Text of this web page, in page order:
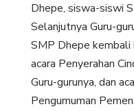
Dhepe, siswa-siswi
Selanjutnya Guru-
SMP Dhepe
acara Penyerahan
Guru-gurunya, dan
Pengumuman